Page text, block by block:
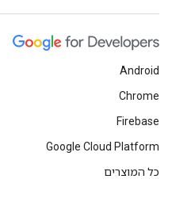
Android
Chrome
Firebase
Google Cloud Platform
כל המוצרים